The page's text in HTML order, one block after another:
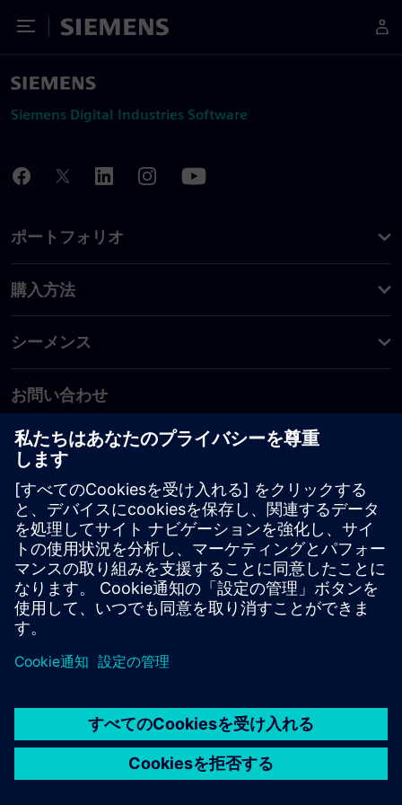
Toggle Menu
Siemens
Siemens Digital Industries Software
ポートフォリオ
購入方法
シーメンス
お問い合わせ
PLM製品のお問い合わせ
EDA製品のお問い合わせ
世界各地の事業拠点
サポート・センター
ご意見・ご要望
違法コピーの連絡先
© Siemens2026
タル・ミレニアム著作権法 (DMCA)
内部通報